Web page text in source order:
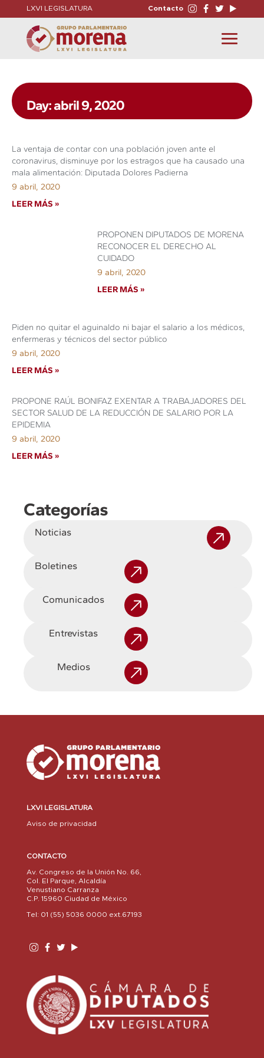
LXVI LEGISLATURA Contacto
Toggle
navigation
Day: abril 9, 2020
La ventaja de contar con una población joven ante el
coronavirus, disminuye por los estragos que ha causado una
mala alimentación: Diputada Dolores Padierna
9 abril, 2020
LEER MÁS »
PROPONEN DIPUTADOS DE MORENA
RECONOCER EL DERECHO AL
CUIDADO
9 abril, 2020
LEER MÁS »
Piden no quitar el aguinaldo ni bajar el salario a los médicos,
enfermeras y técnicos del sector público
9 abril, 2020
LEER MÁS »
PROPONE RAÚL BONIFAZ EXENTAR A TRABAJADORES DEL
SECTOR SALUD DE LA REDUCCIÓN DE SALARIO POR LA
EPIDEMIA
9 abril, 2020
LEER MÁS »
Categorías
Noticias
Boletines
Comunicados
Entrevistas
Medios
LXVI LEGISLATURA
Aviso de privacidad
CONTACTO
Av. Congreso de la Unión No. 66,
Col. El Parque, Alcaldía
Venustiano Carranza
C.P. 15960 Ciudad de México
Tel: 01 (55) 5036 0000 ext.67193